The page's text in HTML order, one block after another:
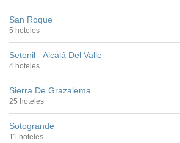
San Roque
5 hoteles
Setenil - Alcalá Del Valle
4 hoteles
Sierra De Grazalema
25 hoteles
Sotogrande
11 hoteles